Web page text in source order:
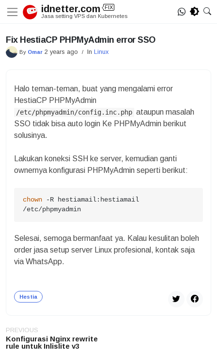
idnetter.com FIX
Jasa setting VPS dan Kubernetes
Fix HestiaCP PHPMyAdmin error SSO
By Omar 2 years ago / In Linux
Halo teman-teman, buat yang mengalami error
HestiaCP PHPMyAdmin
/etc/phpmyadmin/config.inc.php ataupun masalah
SSO tidak bisa auto login Ke PHPMyAdmin berikut
solusinya.
Lakukan koneksi SSH ke server, kemudian ganti
ownernya konfigurasi PHPMyAdmin seperti berikut:
chown -R hestiamail:hestiamail
/etc/phpmyadmin
Selesai, semoga bermanfaat ya. Kalau kesulitan boleh
order jasa setup server Linux profesional, kontak saja
via WhatsApp.
Hestia
Post
navigation
PREVIOUS
Konfigurasi Nginx rewrite
rule untuk Inlislite v3